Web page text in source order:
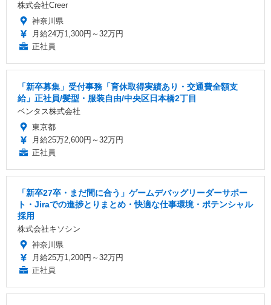
株式会社Creer
神奈川県
月給24万1,300円～32万円
正社員
「新卒募集」受付事務「育休取得実績あり・交通費全額支
給」正社員/髪型・服装自由/中央区日本橋2丁目
ベンタス株式会社
東京都
月給25万2,600円～32万円
正社員
「新卒27卒・まだ間に合う」ゲームデバッグリーダーサポー
ト・Jiraでの進捗とりまとめ・快適な仕事環境・ポテンシャル
採用
株式会社キソシン
神奈川県
月給25万1,200円～32万円
正社員